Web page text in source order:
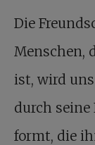
Die
Menschen,
ist, wird
durch seine
formt, die